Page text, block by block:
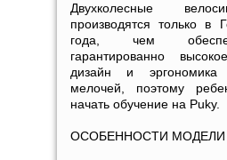
Двухколесные
производятся только в
года, чем
гарантированно
дизайн и
мелочей, поэтому
начать обучение на Puky.
ОСОБЕННОСТИ МОДЕЛИ